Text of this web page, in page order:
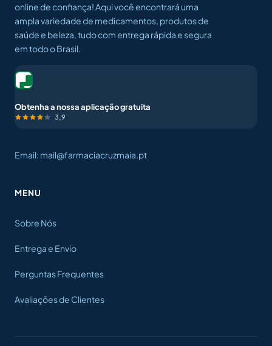
online de confiança! Aqui você encontrará uma
ampla variedade de medicamentos, produtos de
saúde e beleza, tudo com entrega rápida e segura
em todo o Brasil.
Obtenha a nossa aplicação gratuita
3,9
Email: mail@farmaciacruzmaia.pt
MENU
Sobre Nós
Entrega e Envio
Perguntas Frequentes
Avaliações de Clientes